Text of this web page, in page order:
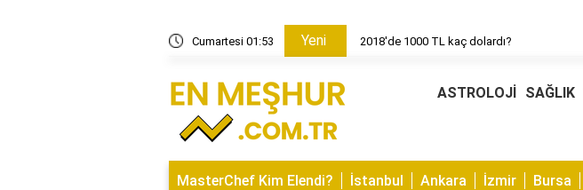
Cumartesi 01:53 Yeni 2018'de 1000 TL kaç dolardı?
ASTROLOJİ SAĞLIK
MasterChef Kim Elendi? İstanbul Ankara İzmir Bursa